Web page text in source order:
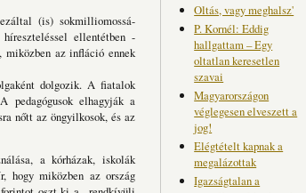
(is) sokmilliomossá-
ellentétben -
miközben az infláció ennek
dolgozik. A fiatalok
pedagógusok elhagyják a
nőtt az öngyilkosok, és az
a kórházak, iskolák
hogy miközben az ország
Oltás, vagy meghalsz'
P. Kornél: Eddig
hallgattam – Egy
oltatlan keresetlen
szavai
Magyarországon
véglegesen elveszett a
jog!
Elégtételt kapnak a
megalázottak
Igazságtalan a